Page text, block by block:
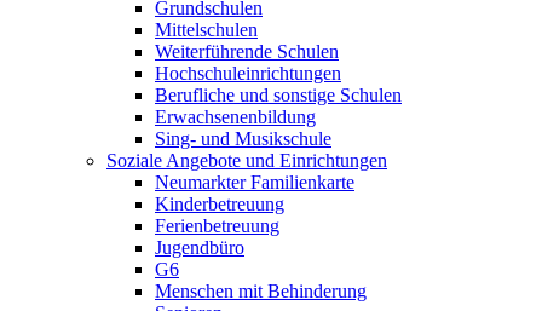
Grundschulen
Mittelschulen
Weiterführende Schulen
Hochschuleinrichtungen
Berufliche und sonstige Schulen
Erwachsenenbildung
Sing- und Musikschule
Soziale Angebote und Einrichtungen
Neumarkter Familienkarte
Kinderbetreuung
Ferienbetreuung
Jugendbüro
G6
Menschen mit Behinderung